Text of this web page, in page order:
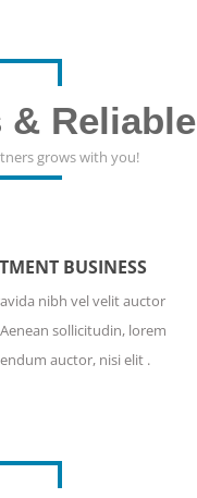
& Reliable
grows with you!
BUSINESS
nibh vel velit auctor
sollicitudin, lorem
auctor, nisi elit .